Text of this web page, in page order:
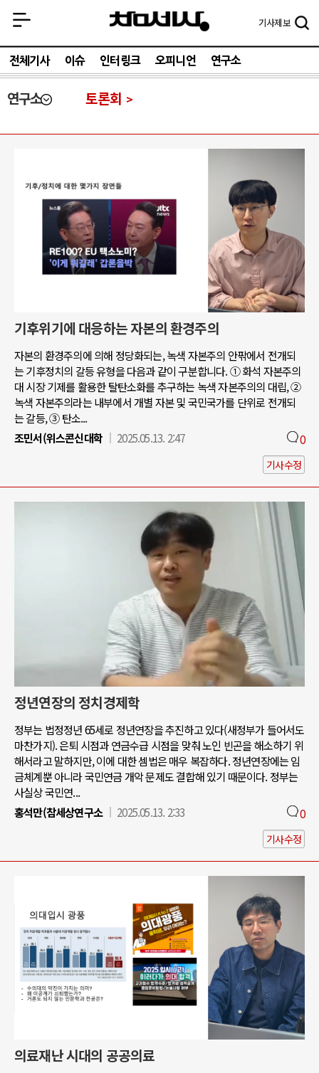
기사제보
전체기사 이슈 인터링크 오피니언 연구소
연구소 토론회
기후위기에 대응하는 자본의 환경주의
자본의 환경주의에 의해 정당화되는, 녹색 자본주의 안팎에서 전개되
는 기후정치의 갈등 유형을 다음과 같이 구분합니다. ① 화석 자본주의
대 시장 기제를 활용한 탈탄소화를 추구하는 녹색 자본주의의 대립, ②
녹색 자본주의라는 내부에서 개별 자본 및 국민국가를 단위로 전개되
는 갈등, ③ 탄소...
조민서(위스콘신대학
2025.05.13. 2:47 0
기사수정
정년연장의 정치경제학
정부는 법정정년 65세로 정년연장을 추진하고 있다(새정부가 들어서도
마찬가지). 은퇴 시점과 연금수급 시점을 맞춰 노인 빈곤을 해소하기 위
해서라고 말하지만, 이에 대한 셈법은 매우 복잡하다. 정년연장에는 임
금체계뿐 아니라 국민연금 개악 문제도 결합해 있기 때문이다. 정부는
사실상 국민연...
홍석만(참세상연구소
2025.05.13. 2:33 0
기사수정
의료재난 시대의 공공의료